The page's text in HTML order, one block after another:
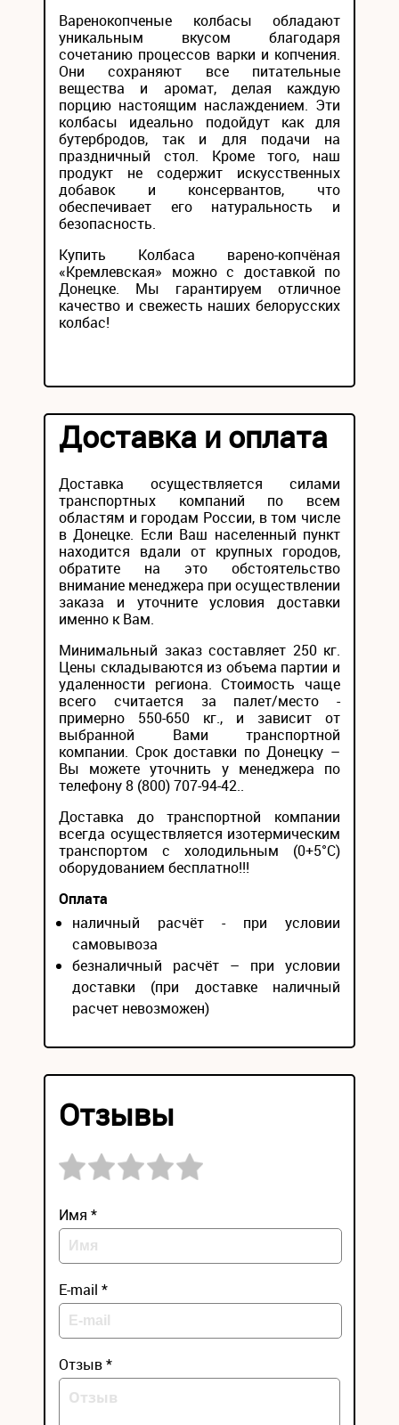
Варенокопченые колбасы обладают
уникальным вкусом благодаря
сочетанию процессов варки и копчения.
Они сохраняют все питательные
вещества и аромат, делая каждую
порцию настоящим наслаждением. Эти
колбасы идеально подойдут как для
бутербродов, так и для подачи на
праздничный стол. Кроме того, наш
продукт не содержит искусственных
добавок и консервантов, что
обеспечивает его натуральность и
безопасность.
Купить Колбаса варено-копчёная
«Кремлевская» можно с доставкой по
Донецке. Мы гарантируем отличное
качество и свежесть наших белорусских
колбас!
Доставка и оплата
Доставка осуществляется силами
транспортных компаний по всем
областям и городам России, в том числе
в Донецке. Если Ваш населенный пункт
находится вдали от крупных городов,
обратите на это обстоятельство
внимание менеджера при осуществлении
заказа и уточните условия доставки
именно к Вам.
Минимальный заказ составляет 250 кг.
Цены складываются из объема партии и
удаленности региона. Стоимость чаще
всего считается за палет/место -
примерно 550-650 кг., и зависит от
выбранной Вами транспортной
компании. Срок доставки по Донецку –
Вы можете уточнить у менеджера по
телефону 8 (800) 707-94-42..
Доставка до транспортной компании
всегда осуществляется изотермическим
транспортом с холодильным (0+5°С)
оборудованием бесплатно!!!
Оплата
наличный расчёт - при условии
самовывоза
безналичный расчёт – при условии
доставки (при доставке наличный
расчет невозможен)
Отзывы
Имя *
E-mail *
Отзыв *